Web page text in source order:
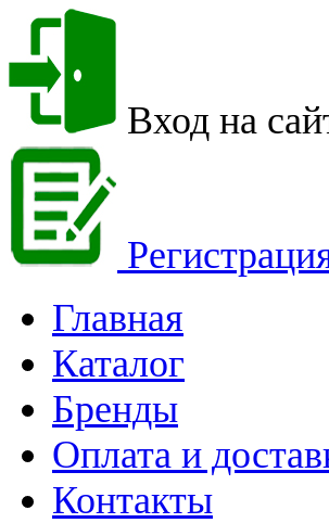
Вход на
Главная
Каталог
Бренды
Оплата и
Контакты